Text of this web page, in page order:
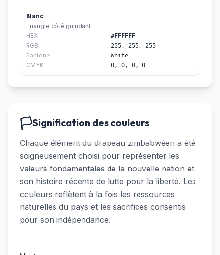
Blanc
Triangle côté guindant
HEX
#FFFFFF
RGB 255, 255, 255
Pantone White
CMYK 0, 0, 0, 0
🏳️Signification des couleurs
Chaque élément du drapeau zimbabwéen a été
soigneusement choisi pour représenter les
valeurs fondamentales de la nouvelle nation et
son histoire récente de lutte pour la liberté. Les
couleurs reflètent à la fois les ressources
naturelles du pays et les sacrifices consentis
pour son indépendance.